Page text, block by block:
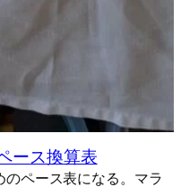
ース換算表
ペース表になる。マラ